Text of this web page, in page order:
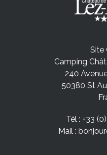
Site
Camping
240
50380 St
Tél : +33
Mail :